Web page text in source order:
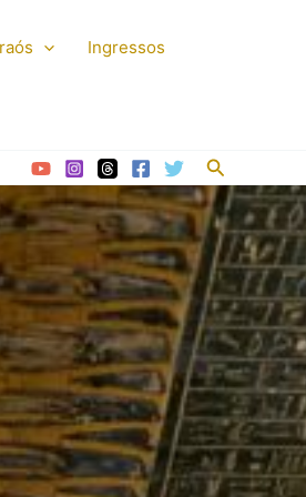
Ingressos
Pesquisar